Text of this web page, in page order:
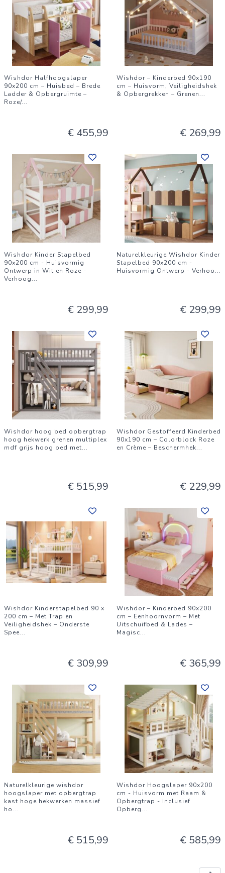
Wishdor Halfhoogslaper
90x200 cm – Huisbed – Brede
Ladder & Opbergruimte –
Roze/...
€ 455,99
Wishdor – Kinderbed 90x190
cm – Huisvorm, Veiligheidshek
& Opbergrekken – Grenen...
€ 269,99
Wishdor Kinder Stapelbed
90x200 cm - Huisvormig
Ontwerp in Wit en Roze -
Verhoog...
€ 299,99
Naturelkleurige Wishdor Kinder
Stapelbed 90x200 cm -
Huisvormig Ontwerp - Verhoo...
€ 299,99
Wishdor hoog bed opbergtrap
hoog hekwerk grenen multiplex
mdf grijs hoog bed met...
€ 515,99
Wishdor Gestoffeerd Kinderbed
90x190 cm – Colorblock Roze
en Crème – Beschermhek...
€ 229,99
Wishdor Kinderstapelbed 90 x
200 cm – Met Trap en
Veiligheidshek – Onderste
Spee...
€ 309,99
Wishdor – Kinderbed 90x200
cm – Eenhoornvorm – Met
Uitschuifbed & Lades –
Magisc...
€ 365,99
Naturelkleurige wishdor
hoogslaper met opbergtrap
kast hoge hekwerken massief
ho...
€ 515,99
Wishdor Hoogslaper 90x200
cm - Huisvorm met Raam &
Opbergtrap - Inclusief
Opberg...
€ 585,99